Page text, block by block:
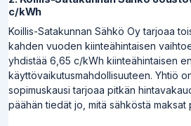
c/kWh
Koillis-Satakunnan Sähkö Oy tarjoaa
kahden vuoden kiinteähintaisen
yhdistää 6,65 c/kWh kiinteähintaisen
käyttövaikutusmahdollisuuteen. Yhtiö
sopimuskausi tarjoaa pitkän
päähän tiedät jo, mitä sähköstä maksat